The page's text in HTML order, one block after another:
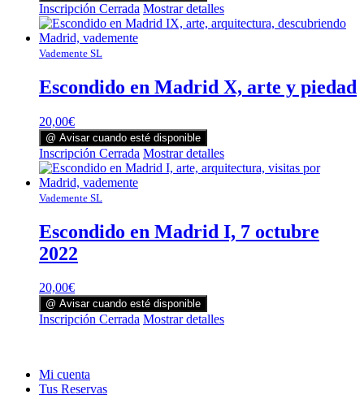
Inscripción Cerrada Mostrar detalles
Vademente SL
Escondido en Madrid X, arte y piedad
20,00€
@ Avisar cuando esté disponible
Inscripción Cerrada Mostrar detalles
Vademente SL
Escondido en Madrid I, 7 octubre
2022
20,00€
@ Avisar cuando esté disponible
Inscripción Cerrada Mostrar detalles
Mi cuenta
Tus Reservas